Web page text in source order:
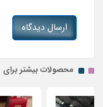
ارسال دیدگاه
محصولات بیشتر برای